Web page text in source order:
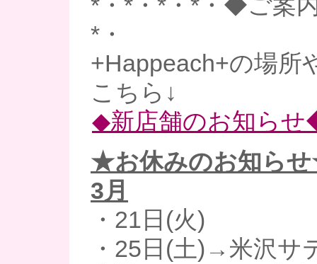
*・
+Happeach+の場所
こちら↓
◆新店舗のお知ら
★お休みのお知ら
3月
・21日(火)
・25日(土)→米沢サ